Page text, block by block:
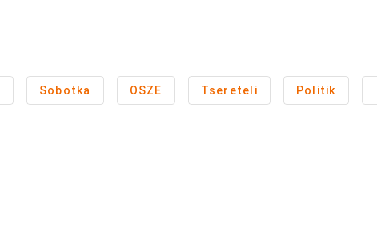
Sobotka OSZE Tsereteli Politik